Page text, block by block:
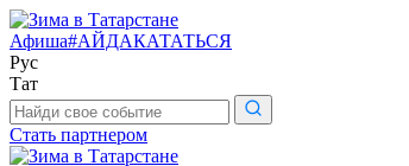
Афиша#АЙДАКАТАТЬСЯ
Рус
Тат
Поиск
по
сайту
Стать партнером